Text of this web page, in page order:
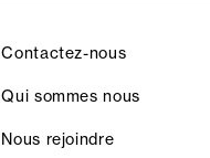
Contactez-nous
Qui sommes nous
Nous rejoindre